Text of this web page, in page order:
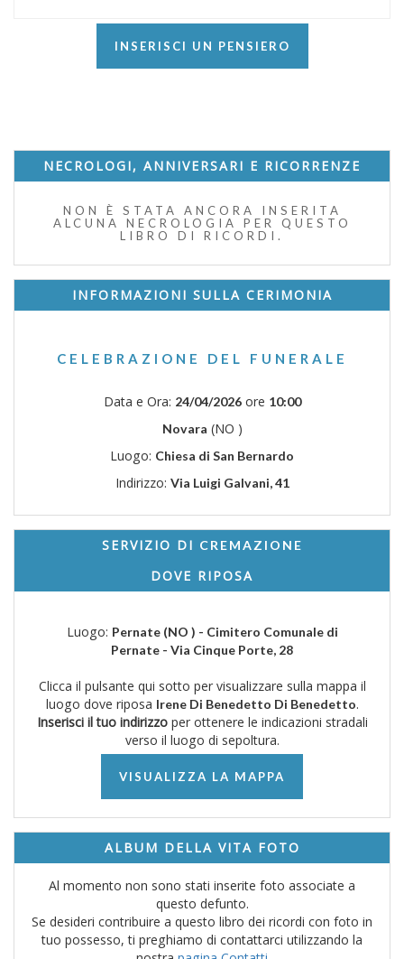
INSERISCI UN PENSIERO
NECROLOGI, ANNIVERSARI E RICORRENZE
NON È STATA ANCORA INSERITA
ALCUNA NECROLOGIA PER QUESTO
LIBRO DI RICORDI.
INFORMAZIONI SULLA CERIMONIA
CELEBRAZIONE DEL FUNERALE
Data e Ora: 24/04/2026ore 10:00
Novara (NO )
Luogo: Chiesa di San Bernardo
Indirizzo: Via Luigi Galvani, 41
SERVIZIO DI CREMAZIONE
DOVE RIPOSA
Luogo: Pernate (NO ) - Cimitero Comunale di
Pernate - Via Cinque Porte, 28
Clicca il pulsante qui sotto per visualizzare sulla mappa il
luogo dove riposa Irene Di Benedetto Di Benedetto.
Inserisci il tuo indirizzoper ottenere le indicazioni stradali
verso il luogo di sepoltura.
VISUALIZZA LA MAPPA
ALBUM DELLA VITA FOTO
Al momento non sono stati inserite foto associate a
questo defunto.
Se desideri contribuire a questo libro dei ricordi con foto in
tuo possesso, ti preghiamo di contattarci utilizzando la